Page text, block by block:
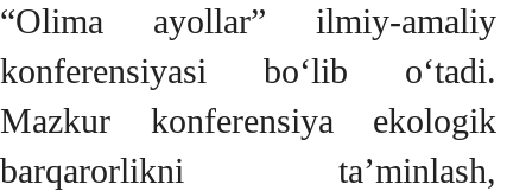
“Olima ayollar” ilmiy-amaliy
konferensiyasi bo‘lib o‘tadi.
Mazkur konferensiya ekologik
barqarorlikni ta’minlash,